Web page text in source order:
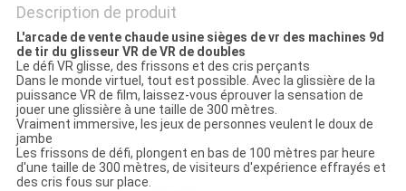
Description de produit
L'arcade de vente chaude usine sièges de vr des machines 9d
de tir du glisseur VR de VR de doubles
Le défi VR glisse, des frissons et des cris perçants
Dans le monde virtuel, tout est possible. Avec la glissière de la
puissance VR de film, laissez-vous éprouver la sensation de
jouer une glissière à une taille de 300 mètres.
Vraiment immersive, les jeux de personnes veulent le doux de
jambe
Les frissons de défi, plongent en bas de 100 mètres par heure
d'une taille de 300 mètres, de visiteurs d'expérience effrayés et
des cris fous sur place.